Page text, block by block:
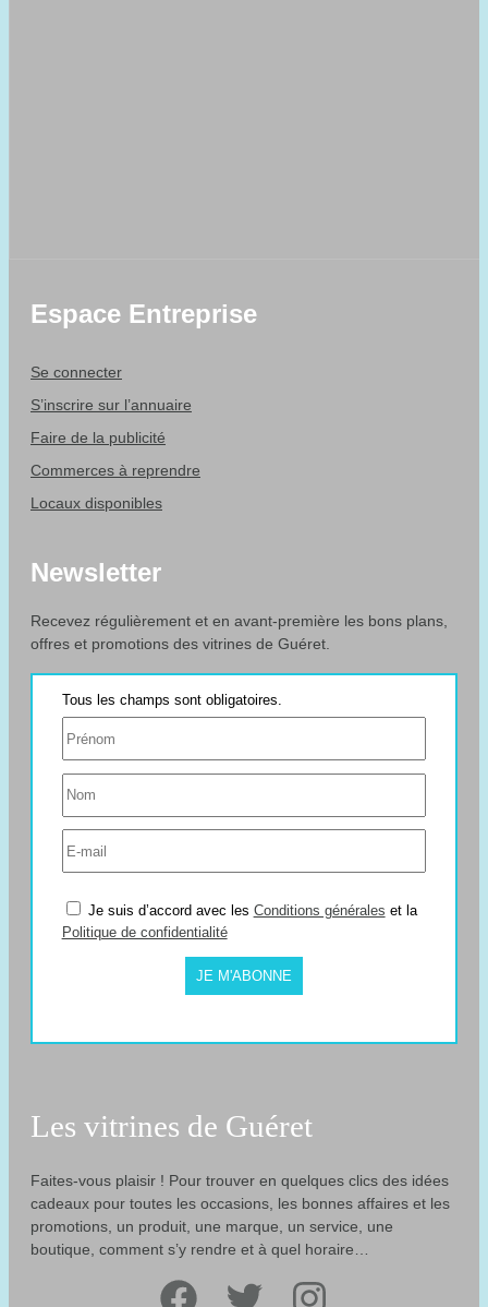
Espace Entreprise
Se connecter
S’inscrire sur l’annuaire
Faire de la publicité
Commerces à reprendre
Locaux disponibles
Newsletter
Recevez régulièrement et en avant-première les bons plans,
offres et promotions des vitrines de Guéret.
Je suis d’accord avec les Conditions générales et la
Politique de confidentialité
JE M'ABONNE
Les vitrines de Guéret
Faites-vous plaisir ! Pour trouver en quelques clics des idées
cadeaux pour toutes les occasions, les bonnes affaires et les
promotions, un produit, une marque, un service, une
boutique, comment s’y rendre et à quel horaire…
Facebook Twitter Instagram